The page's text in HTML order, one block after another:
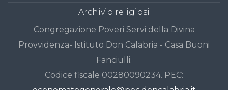
Archivio religiosi
Congregazione Poveri Servi della Divina
Provvidenza- Istituto Don Calabria - Casa Buoni
Fanciulli.
Codice fiscale 00280090234. PEC: